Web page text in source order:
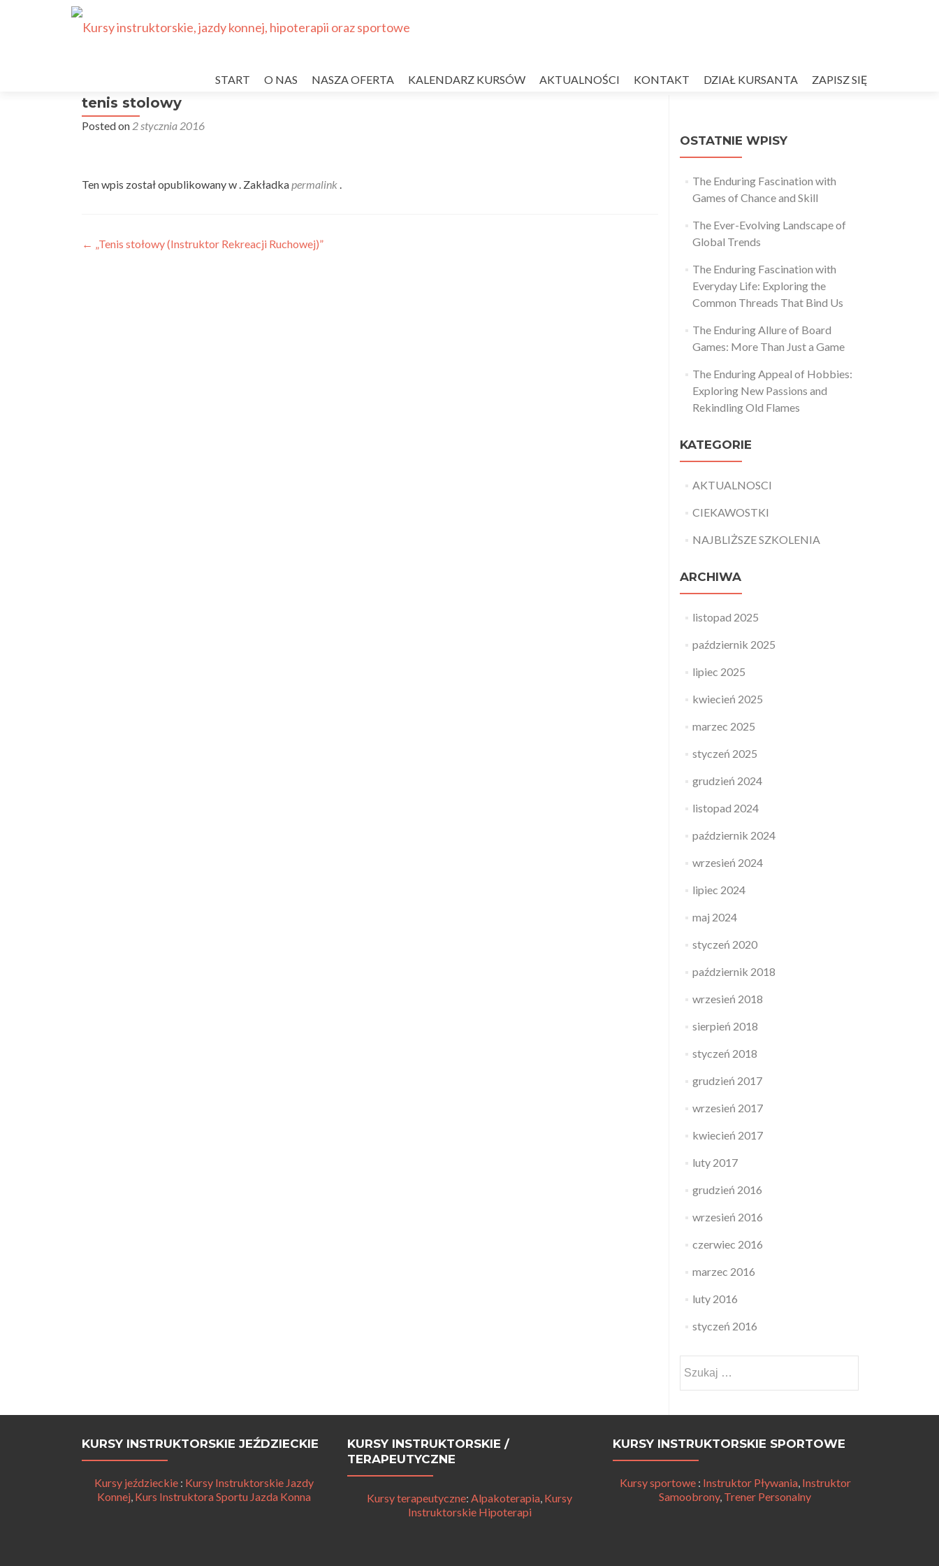
do
START O NAS NASZA OFERTA KALENDARZ KURSÓW AKTUALNOŚCI KONTAKT DZIAŁ KURSANTA ZAPISZ SIĘ
tenis stolowy
Posted on 2 stycznia 2016
Ten wpis został opublikowany w . Zakładkapermalink .
Nawigacja
← „Tenis stołowy (Instruktor Rekreacji Ruchowej)”
OSTATNIE WPISY
The Enduring Fascination with
Games of Chance and Skill
The Ever-Evolving Landscape of
Global Trends
The Enduring Fascination with
Everyday Life: Exploring the
Common Threads That Bind Us
The Enduring Allure of Board
Games: More Than Just a Game
The Enduring Appeal of Hobbies:
Exploring New Passions and
Rekindling Old Flames
KATEGORIE
AKTUALNOSCI
CIEKAWOSTKI
NAJBLIŻSZE SZKOLENIA
ARCHIWA
listopad 2025
październik 2025
lipiec 2025
kwiecień 2025
marzec 2025
styczeń 2025
grudzień 2024
listopad 2024
październik 2024
wrzesień 2024
lipiec 2024
maj 2024
styczeń 2020
październik 2018
wrzesień 2018
sierpień 2018
styczeń 2018
grudzień 2017
wrzesień 2017
kwiecień 2017
luty 2017
grudzień 2016
wrzesień 2016
czerwiec 2016
marzec 2016
luty 2016
styczeń 2016
KURSY INSTRUKTORSKIE JEŹDZIECKIE
Kursy jeździeckie : Kursy Instruktorskie Jazdy
Konnej, Kurs Instruktora Sportu Jazda Konna
KURSY INSTRUKTORSKIE /
TERAPEUTYCZNE
Kursy terapeutyczne: Alpakoterapia, Kursy
Instruktorskie Hipoterapi
KURSY INSTRUKTORSKIE SPORTOWE
Kursy sportowe: Instruktor Pływania, Instruktor
Samoobrony, Trener Personalny